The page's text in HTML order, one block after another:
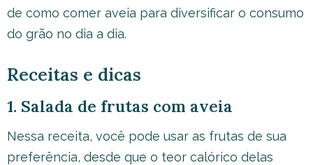
de como comer aveia para diversificar o consumo
do grão no dia a dia.
Receitas e dicas
1. Salada de frutas com aveia
Nessa receita, você pode usar as frutas de sua
preferência, desde que o teor calórico delas